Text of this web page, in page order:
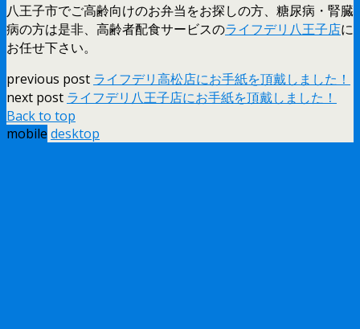
八王子市でご高齢向けのお弁当をお探しの方、糖尿病・腎臓
病の方は是非、高齢者配食サービスのライフデリ八王子店に
お任せ下さい。
previous post ライフデリ高松店にお手紙を頂戴しました！
next post ライフデリ八王子店にお手紙を頂戴しました！
Back to top
mobile desktop